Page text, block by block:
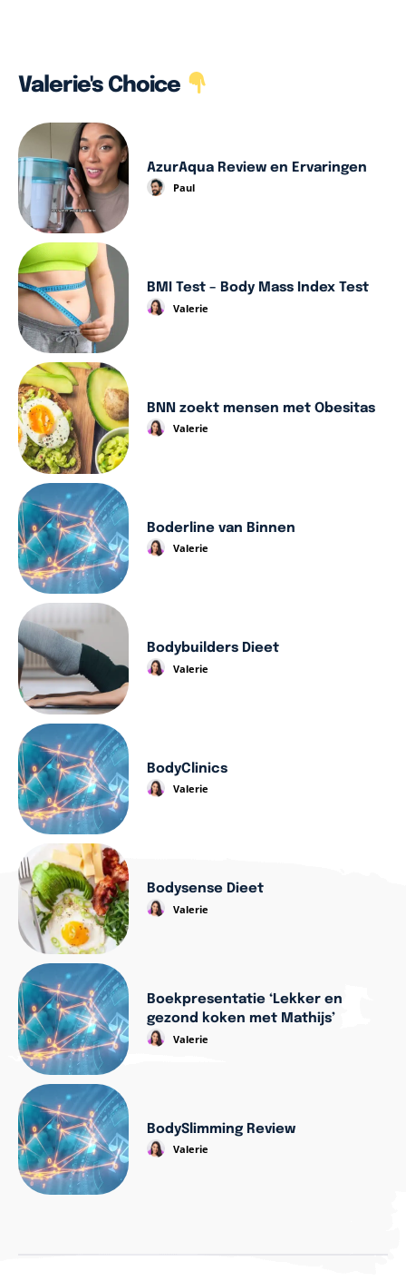
Valerie's Choice
AzurAqua Review en Ervaringen
Paul
BMI Test – Body Mass Index Test
Valerie
BNN zoekt mensen met Obesitas
Valerie
Boderline van Binnen
Valerie
Bodybuilders Dieet
Valerie
BodyClinics
Valerie
Bodysense Dieet
Valerie
Boekpresentatie ‘Lekker en
gezond koken met Mathijs’
Valerie
BodySlimming Review
Valerie